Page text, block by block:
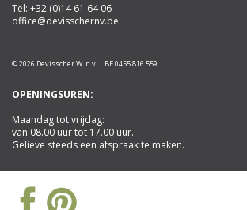
Tel: +32 (0)14 61 64 06
office@devisschernv.be
© 2026 Devisscher W. n.v. | BE 0455 816 559
OPENINGSUREN:
Maandag tot vrijdag:
van 08.00 uur tot 17.00 uur.
Gelieve steeds een afspraak te maken.